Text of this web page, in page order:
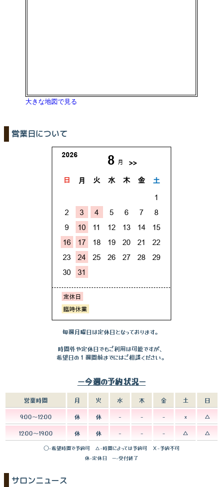
大きな地図で見る
営業日について
毎週月曜日は定休日となっております。
時間外や定休日でもご利用は可能ですが、
希望日の１週間前までにはご相談ください。
ー今週の予約状況ー
営業時間 月 火 水 木 金 土
日
9:00～12:00
休 休 - - - ×
△
12:00～19:00
休 休 - - - △ △
◯-希望時間で予約可 △-時間によっては予約可 Ｘ-予約不可
休-定休日 ー-受付終了
サロンニュース